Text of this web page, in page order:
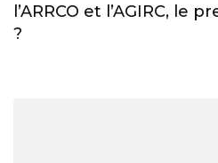
l’ARRCO et l’AGIRC, le
?